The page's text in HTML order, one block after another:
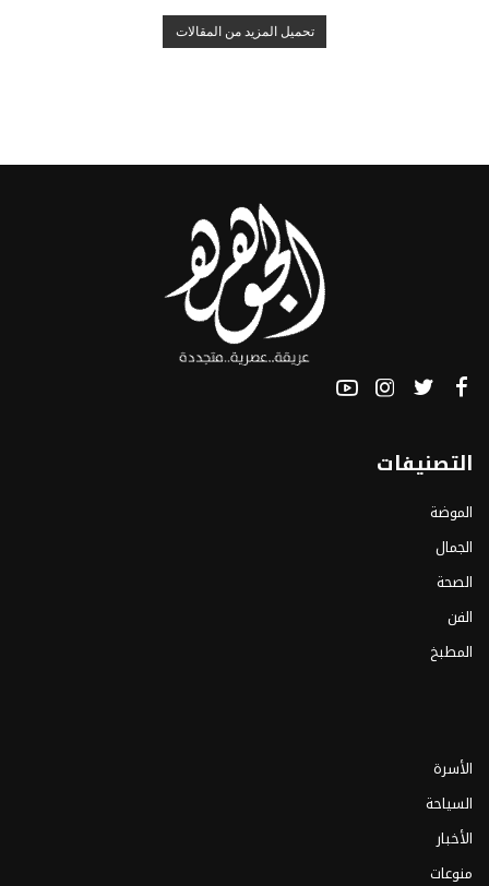
تحميل المزيد من المقالات
التصنيفات
الموضة
الجمال
الصحة
الفن
المطبخ
الأسرة
السياحة
الأخبار
منوعات